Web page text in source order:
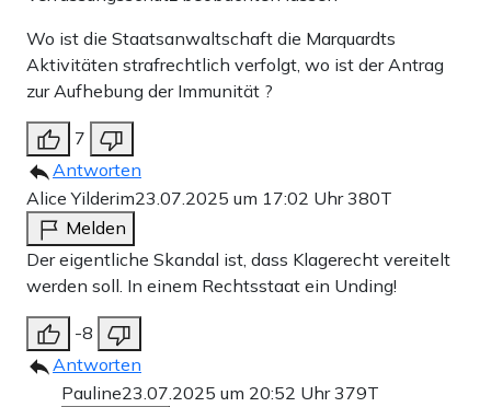
Wo ist die Staatsanwaltschaft die Marquardts
Aktivitäten strafrechtlich verfolgt, wo ist der Antrag
zur Aufhebung der Immunität ?
7
Antworten
Alice Yilderim23.07.2025 um 17:02 Uhr380T
Melden
Der eigentliche Skandal ist, dass Klagerecht vereitelt
werden soll. In einem Rechtsstaat ein Unding!
-8
Antworten
Pauline23.07.2025 um 20:52 Uhr379T